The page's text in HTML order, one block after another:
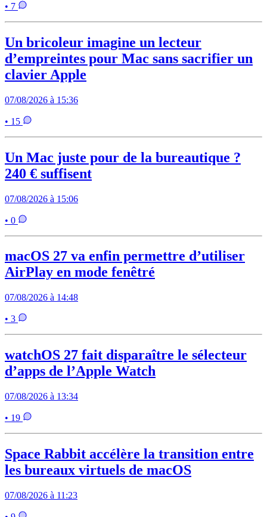
• 7
Un bricoleur imagine un lecteur
d’empreintes pour Mac sans sacrifier un
clavier Apple
07/08/2026 à 15:36
• 15
Un Mac juste pour de la bureautique ?
240 € suffisent
07/08/2026 à 15:06
• 0
macOS 27 va enfin permettre d’utiliser
AirPlay en mode fenêtré
07/08/2026 à 14:48
• 3
watchOS 27 fait disparaître le sélecteur
d’apps de l’Apple Watch
07/08/2026 à 13:34
• 19
Space Rabbit accélère la transition entre
les bureaux virtuels de macOS
07/08/2026 à 11:23